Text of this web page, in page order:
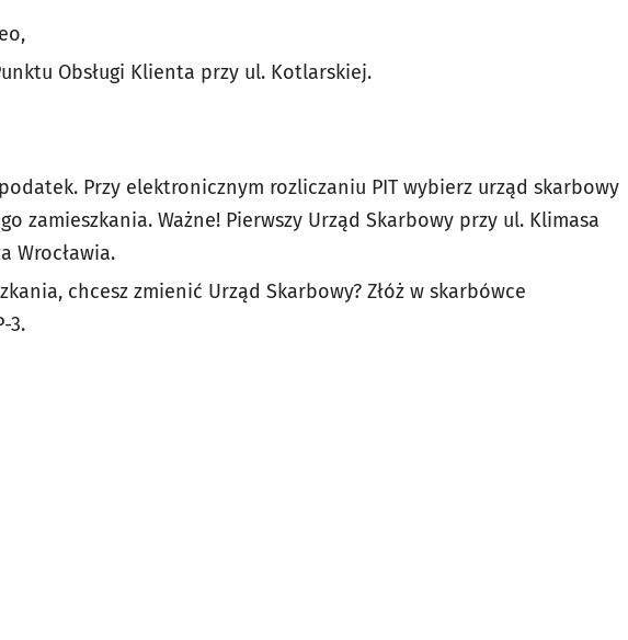
Obsługi Klienta przy ul. Kotlarskiej.
Przy elektronicznym rozliczaniu PIT wybierz urząd skarbowy
zamieszkania. Ważne! Pierwszy Urząd Skarbowy przy ul. Klimasa
Wrocławia.
chcesz zmienić Urząd Skarbowy? Złóż w skarbówce
3.